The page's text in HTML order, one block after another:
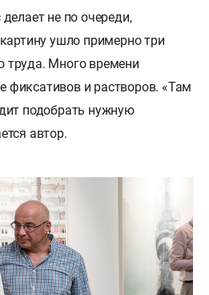
не по очереди,
ушло примерно три
труда. Много времени
фиксативов и растворов. «Там
подобрать нужную
автор.